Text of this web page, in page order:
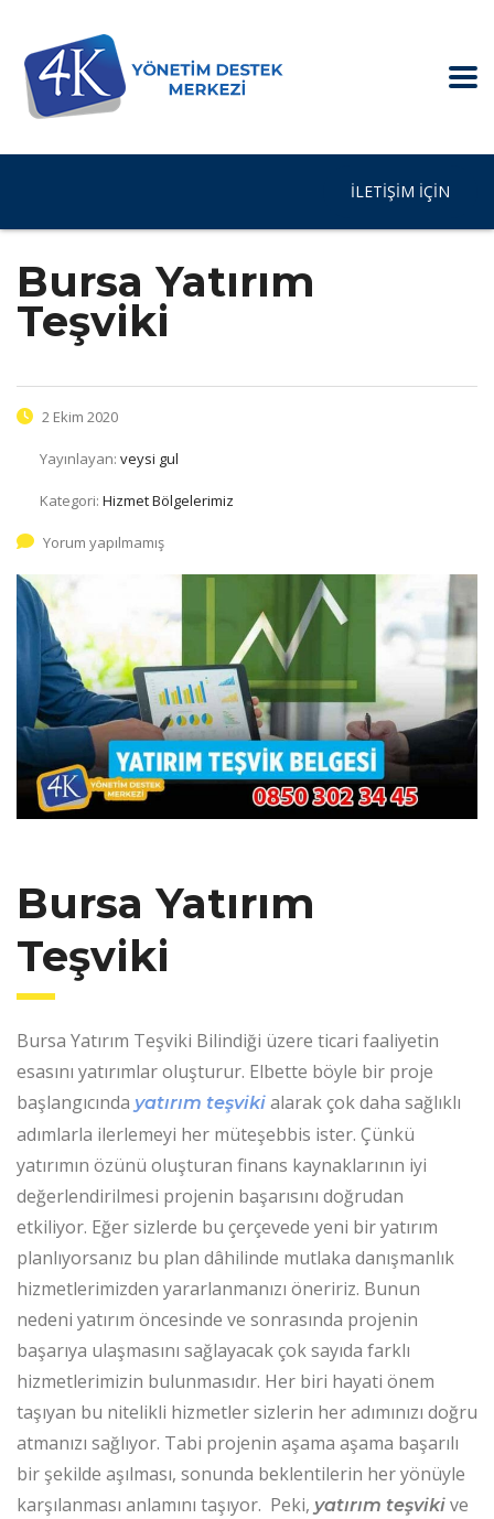
İLETIŞIM IÇIN
Bursa Yatırım
Teşviki
2 Ekim 2020
Yayınlayan: veysi gul
Kategori: Hizmet Bölgelerimiz
Yorum yapılmamış
Bursa Yatırım
Teşviki
Bursa Yatırım Teşviki Bilindiği üzere ticari faaliyetin
esasını yatırımlar oluşturur. Elbette böyle bir proje
başlangıcında yatırım teşviki alarak çok daha sağlıklı
adımlarla ilerlemeyi her müteşebbis ister. Çünkü
yatırımın özünü oluşturan finans kaynaklarının iyi
değerlendirilmesi projenin başarısını doğrudan
etkiliyor. Eğer sizlerde bu çerçevede yeni bir yatırım
planlıyorsanız bu plan dâhilinde mutlaka danışmanlık
hizmetlerimizden yararlanmanızı öneririz. Bunun
nedeni yatırım öncesinde ve sonrasında projenin
başarıya ulaşmasını sağlayacak çok sayıda farklı
hizmetlerimizin bulunmasıdır. Her biri hayati önem
taşıyan bu nitelikli hizmetler sizlerin her adımınızı doğru
atmanızı sağlıyor. Tabi projenin aşama aşama başarılı
bir şekilde aşılması, sonunda beklentilerin her yönüyle
karşılanması anlamını taşıyor. Peki, yatırım teşviki ve